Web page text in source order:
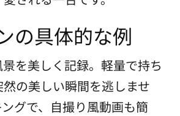
の具体的な例
を美しく記録。軽量で持ち
の美しい瞬間を逃しませ
グで、自撮り風動画も簡